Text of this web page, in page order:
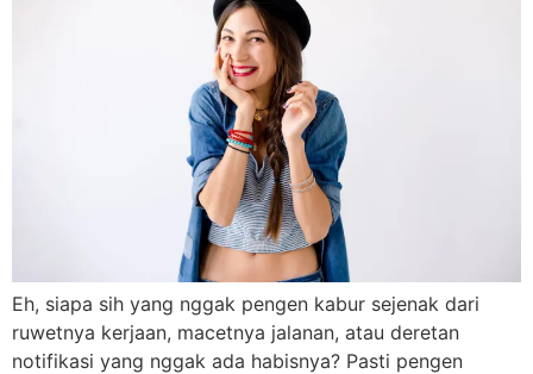
Eh, siapa sih yang nggak pengen kabur sejenak dari
ruwetnya kerjaan, macetnya jalanan, atau deretan
notifikasi yang nggak ada habisnya? Pasti pengen